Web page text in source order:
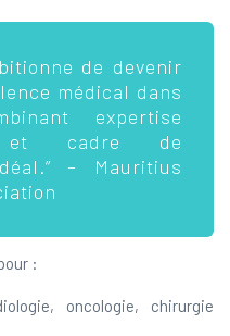
de devenir
médical dans
expertise
et cadre de
– Mauritius
:
oncologie, chirurgie